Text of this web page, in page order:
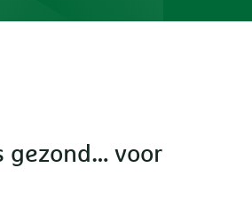
gezond… voor